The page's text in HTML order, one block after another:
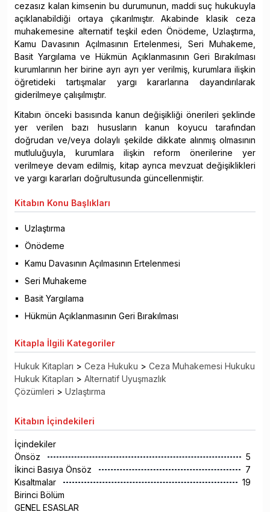
cezasız kalan kimsenin bu durumunun, maddi suç hukukuyla
açıklanabildiği ortaya çıkarılmıştır. Akabinde klasik ceza
muhakemesine alternatif teşkil eden Önödeme, Uzlaştırma,
Kamu Davasının Açılmasının Ertelenmesi, Seri Muhakeme,
Basit Yargılama ve Hükmün Açıklanmasının Geri Bırakılması
kurumlarının her birine ayrı ayrı yer verilmiş, kurumlara ilişkin
öğretideki tartışmalar yargı kararlarına dayandırılarak
giderilmeye çalışılmıştır.
Kitabın önceki basısında kanun değişikliği önerileri şeklinde
yer verilen bazı hususların kanun koyucu tarafından
doğrudan ve/veya dolaylı şekilde dikkate alınmış olmasının
mutluluğuyla, kurumlara ilişkin reform önerilerine yer
verilmeye devam edilmiş, kitap ayrıca mevzuat değişiklikleri
ve yargı kararları doğrultusunda güncellenmiştir.
Kitabın Konu Başlıkları
Uzlaştırma
Önödeme
Kamu Davasının Açılmasının Ertelenmesi
Seri Muhakeme
Basit Yargılama
Hükmün Açıklanmasının Geri Bırakılması
Kitapla İlgili Kategoriler
Hukuk Kitapları > Ceza Hukuku > Ceza Muhakemesi Hukuku
Hukuk Kitapları > Alternatif Uyuşmazlık
Çözümleri > Uzlaştırma
Kitabın İçindekileri
İçindekiler
Önsöz
5
İkinci Basıya Önsöz
7
Kısaltmalar
19
Birinci Bölüm
GENEL ESASLAR